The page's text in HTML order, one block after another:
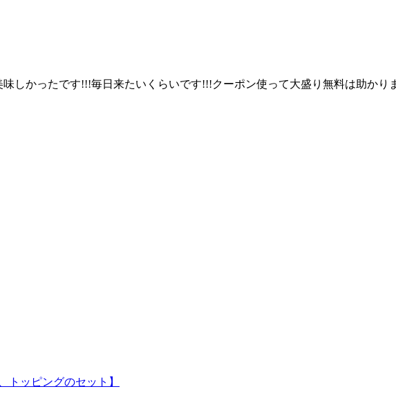
しかったです!!!毎日来たいくらいです!!!クーポン使って大盛り無料は助かり